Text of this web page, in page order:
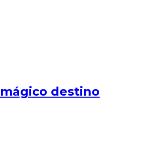
destino